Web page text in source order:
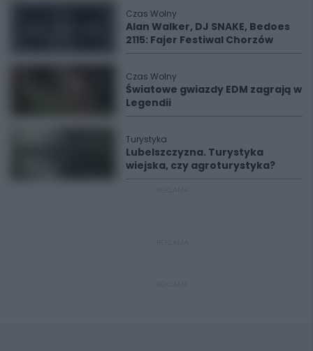
Czas Wolny
Alan Walker, DJ SNAKE, Bedoes
2115: Fajer Festiwal Chorzów
Czas Wolny
Światowe gwiazdy EDM zagrają w
Legendii
Turystyka
Lubelszczyzna. Turystyka
wiejska, czy agroturystyka?